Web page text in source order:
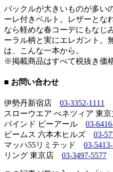
バックルが大きいものが多い
ーレ付きベルト。レザーとな
なら軽めな春コーデにもなじ
ーラル柄と実にエレガント。
は、こんな一本から。
※掲載商品はすべて税抜き価
■ お問い合わせ
伊勢丹新宿店 03-3352-1111
スローウエア べネツィア 東
バインド ピーアール 03-
ビームス 六本木ヒルズ 03-
マッハ55リミテッド 03-
リング 東京店 03-3497-5577